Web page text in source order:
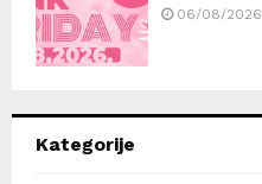
06/08/2026
Kategorije